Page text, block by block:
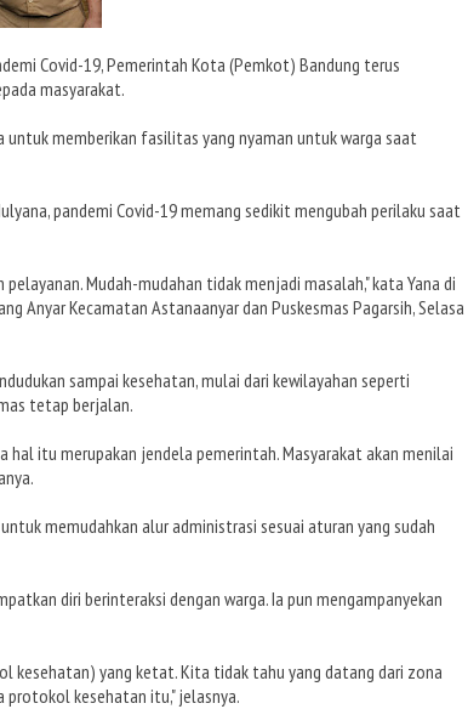
Covid-19, Pemerintah Kota (Pemkot) Bandung terus
masyarakat.
memberikan fasilitas yang nyaman untuk warga saat
pandemi Covid-19 memang sedikit mengubah perilaku saat
Mudah-mudahan tidak menjadi masalah," kata Yana di
Anyar Kecamatan Astanaanyar dan Puskesmas Pagarsih, Selasa
sampai kesehatan, mulai dari kewilayahan seperti
tetap berjalan.
hal itu merupakan jendela pemerintah. Masyarakat akan menilai
memudahkan alur administrasi sesuai aturan yang sudah
diri berinteraksi dengan warga. Ia pun mengampanyekan
kesehatan) yang ketat. Kita tidak tahu yang datang dari zona
protokol kesehatan itu," jelasnya.